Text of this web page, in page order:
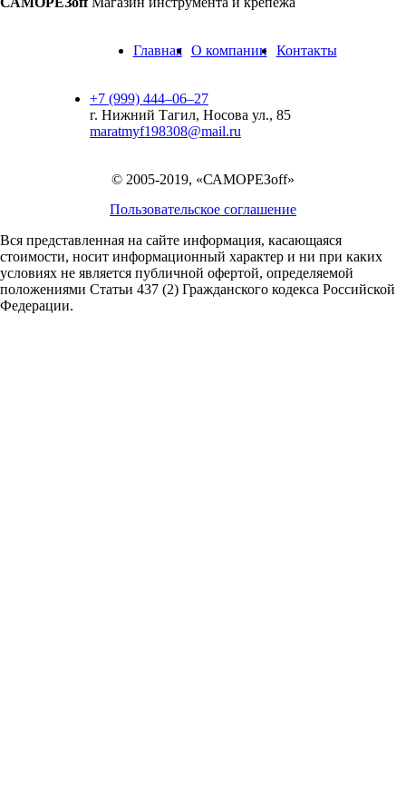
Главная О компании Контакты
+7 (999) 444‒06‒27
г. Нижний Тагил, Носова ул., 85
maratmyf198308@mail.ru
© 2005-2019, «САМОРЕЗoff»
Пользовательское соглашение
Вся представленная на сайте информация, касающаяся
стоимости, носит информационный характер и ни при каких
условиях не является публичной офертой, определяемой
положениями Статьи 437 (2) Гражданского кодекса Российской
Федерации.